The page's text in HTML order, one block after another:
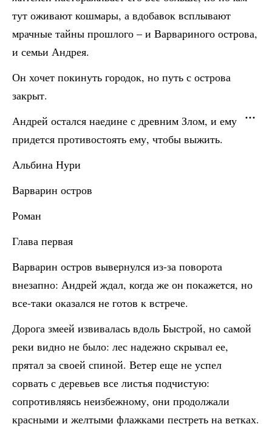
тут оживают кошмары, а вдобавок всплывают
мрачные тайны прошлого – и Варвариного острова,
и семьи Андрея.
Он хочет покинуть городок, но путь с острова
закрыт.
Андрей остался наедине с древним Злом, и ему
придется противостоять ему, чтобы выжить.
Альбина Нури
Варварин остров
Роман
Глава первая
Варварин остров вывернулся из-за поворота
внезапно: Андрей ждал, когда же он покажется, но
все-таки оказался не готов к встрече.
Дорога змеей извивалась вдоль Быстрой, но самой
реки видно не было: лес надежно скрывал ее,
прятал за своей спиной. Ветер еще не успел
сорвать с деревьев все листья подчистую:
сопротивляясь неизбежному, они продолжали
красными и желтыми флажками пестреть на ветках.